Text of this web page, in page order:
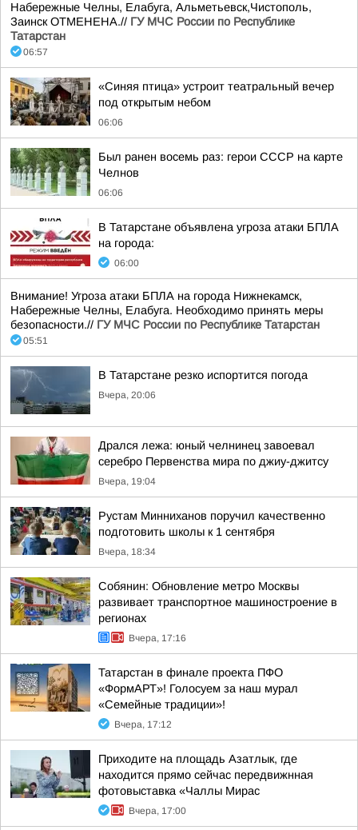
Набережные Челны, Елабуга, Альметьевск,Чистополь,
Заинск ОТМЕНЕНА.// ГУ МЧС России по Республике
Татарстан
06:57
«Синяя птица» устроит театральный вечер
под открытым небом
06:06
Был ранен восемь раз: герои СССР на карте
Челнов
06:06
В Татарстане объявлена угроза атаки БПЛА
на города:
06:00
Внимание! Угроза атаки БПЛА на города Нижнекамск,
Набережные Челны, Елабуга. Необходимо принять меры
безопасности.// ГУ МЧС России по Республике Татарстан
05:51
В Татарстане резко испортится погода
Вчера, 20:06
Дрался лежа: юный челнинец завоевал
серебро Первенства мира по джиу-джитсу
Вчера, 19:04
Рустам Минниханов поручил качественно
подготовить школы к 1 сентября
Вчера, 18:34
Собянин: Обновление метро Москвы
развивает транспортное машиностроение в
регионах
Вчера, 17:16
Татарстан в финале проекта ПФО
«ФормАРТ»! Голосуем за наш мурал
«Семейные традиции»!
Вчера, 17:12
Приходите на площадь Азатлык, где
находится прямо сейчас передвижнная
фотовыставка «Чаллы Мирас
Вчера, 17:00